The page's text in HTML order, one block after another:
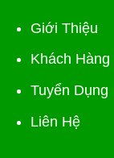
Giới Thiệu
Khách Hàng
Tuyển Dụng
Liên Hệ